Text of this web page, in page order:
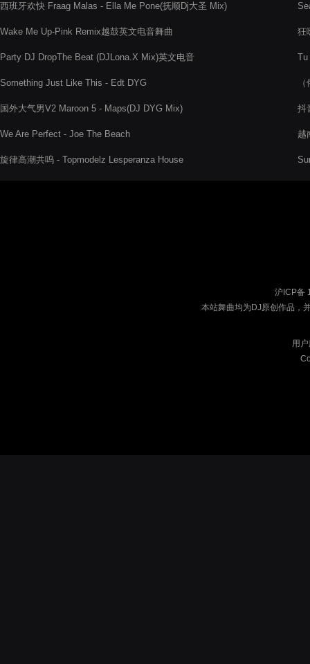
西班牙欢快 Fraag Malas - Ella Me Pone(抚顺Dj大圣 Mix)
Wake Me Up-Pink Remix越鼓英文电音舞曲
Party DJ DropThe Beat (DJLona.X Mix)英文电音
Something Just Like This - Edt DYG
国外大气男V2 Maroon 5 - Maps(DJ DYG Mix)
We Are Perfect - Joe The Beach
旋律高潮共呜 - Topmodelz Lesperanza House
狂
Tu
抖
越
沪ICP备
本站舞曲均为DJ原创作品，
用